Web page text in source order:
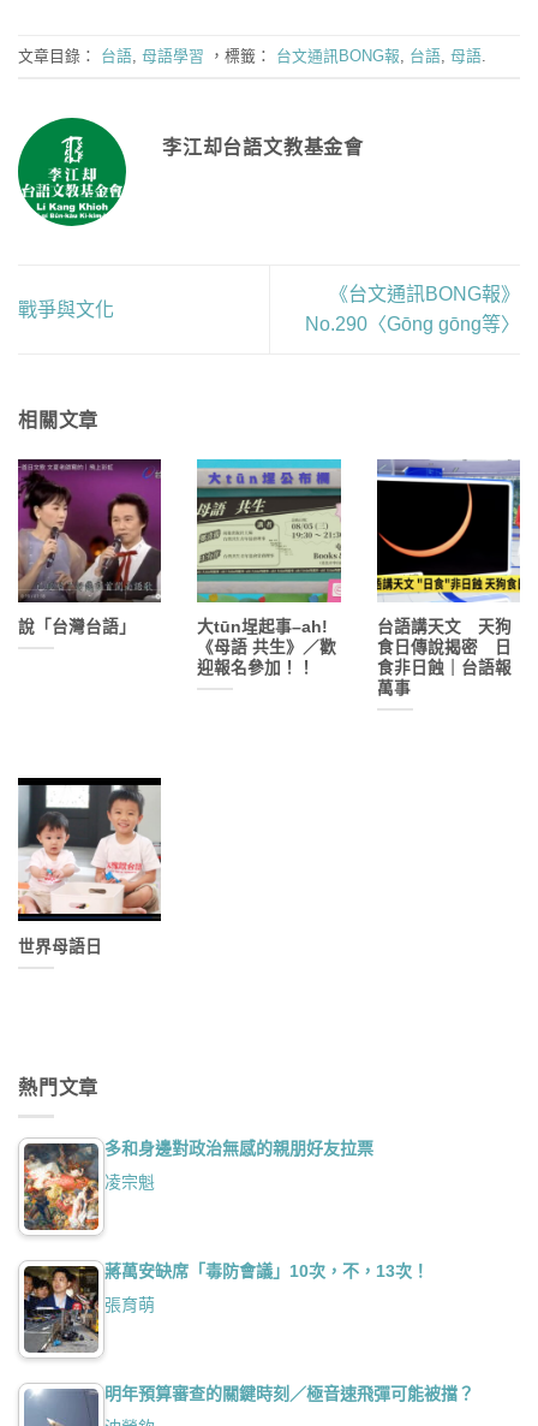
文章目錄： 台語 母語學習 ，標籤： 台文通訊BONG報 台語 母語
李江却台語文教基金會
戰爭與文化
《台文通訊BONG報》
No.290〈Gōng gōng等〉
相關文章
說「台灣台語」
大tūn埕起事–ah!
《母語 共生》／歡
迎報名參加！！
台語講天文 天狗
食日傳說揭密 日
食非日蝕｜台語報
萬事
世界母語日
熱門文章
多和身邊對政治無感的親朋好友拉票
凌宗魁
蔣萬安缺席「毒防會議」10次，不，13次！
張育萌
明年預算審查的關鍵時刻／極音速飛彈可能被擋？